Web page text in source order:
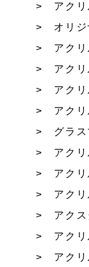
アク
オリ
アク
アク
アク
アク
グラ
アク
アク
アク
アク
アク
アク